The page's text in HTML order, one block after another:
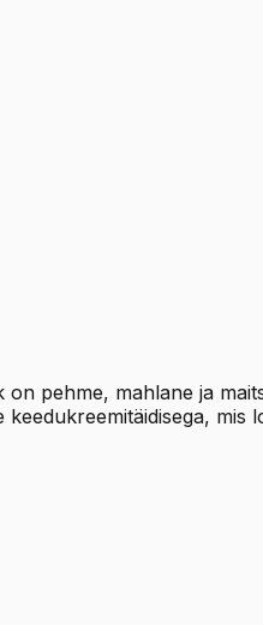
pehme, mahlane ja
keedukreemitäidisega,